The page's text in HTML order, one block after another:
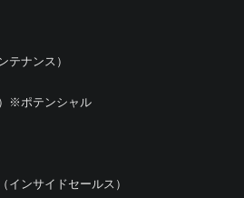
テナンス）
※ポテンシャル
インサイドセールス）